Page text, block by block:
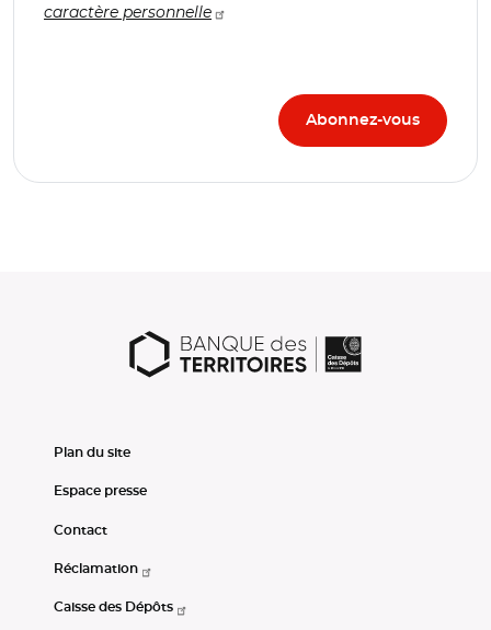
caractère personnelle
Plan du site
Espace presse
Contact
Réclamation
Caisse des Dépôts